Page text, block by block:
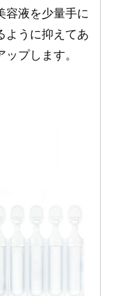
容液を少量手に
ように抑えてあ
プします。